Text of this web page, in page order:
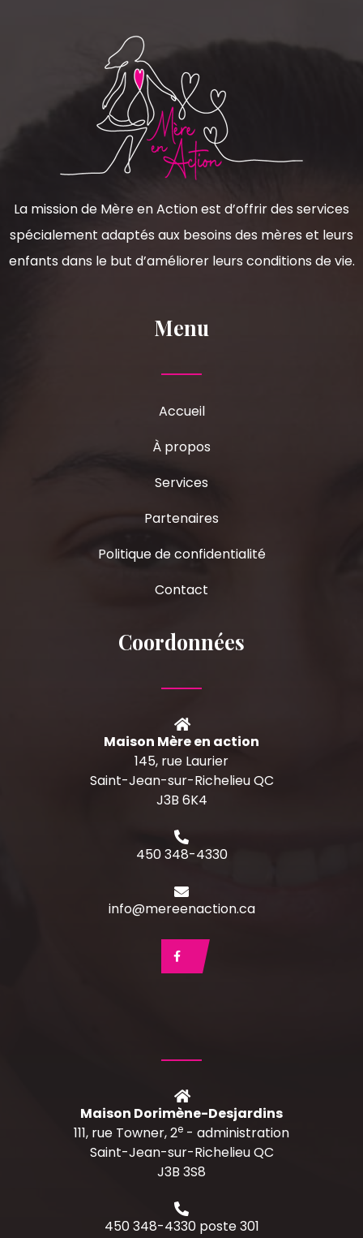
La mission de Mère en Action est d’offrir des services
spécialement adaptés aux besoins des mères et leurs
enfants dans le but d’améliorer leurs conditions de vie.
Menu
Accueil
À propos
Services
Partenaires
Politique de confidentialité
Contact
Coordonnées
Maison Mère en action
145, rue Laurier
Saint-Jean-sur-Richelieu QC
J3B 6K4
450 348-4330
info@mereenaction.ca
Maison Dorimène-Desjardins
111, rue Towner, 2e - administration
Saint-Jean-sur-Richelieu QC
J3B 3S8
450 348-4330 poste 301